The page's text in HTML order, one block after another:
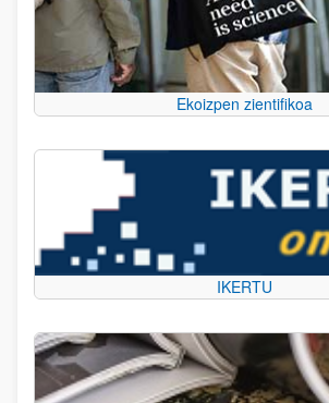
Ekoizpen zientifikoa
IKERTU